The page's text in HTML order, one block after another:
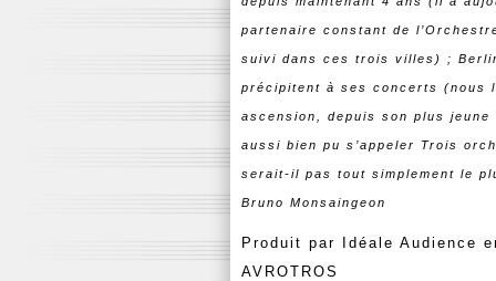
partenaire constant de
suivi dans ces trois villes) ;
précipitent à ses concerts (nous
ascension, depuis son plus
aussi bien pu s’appeler Trois
serait-il pas tout simplement le
Bruno Monsaingeon
Produit par Idéale Audience
AVROTROS